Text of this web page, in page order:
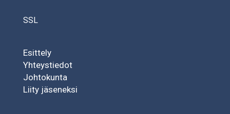
SSL
Esittely
Yhteystiedot
Johtokunta
Liity jäseneksi